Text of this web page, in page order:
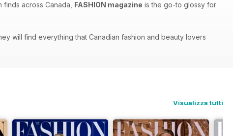
across Canada, FASHION magazine is the go-to glossy for
will find everything that Canadian fashion and beauty lovers
Visualizza tutti